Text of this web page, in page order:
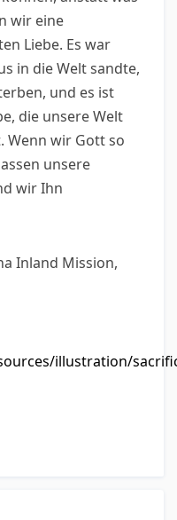
wir eine
Liebe. Es war
in die Welt sandte,
und es ist
die unsere Welt
Wenn wir Gott so
unsere
wir Ihn
Inland Mission,
illustration/